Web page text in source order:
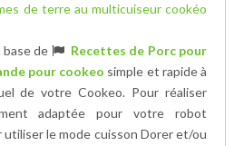
de terre au multicuiseur cookéo
de
Recettes de Porc pour
pour cookeo simple et rapide à
de votre Cookeo. Pour réaliser
adaptée pour votre robot
utiliser le mode cuisson Dorer et/ou